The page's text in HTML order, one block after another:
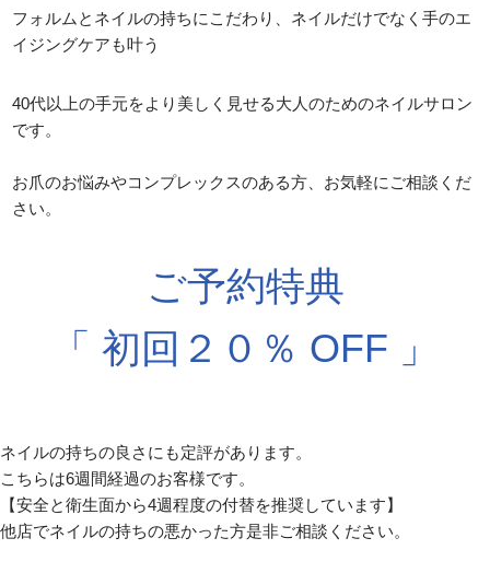
フォルムとネイルの持ちにこだわり、ネイルだけでなく手のエ
イジングケアも叶う
40代以上の手元をより美しく見せる大人のためのネイルサロン
です。
お爪のお悩みやコンプレックスのある方、お気軽にご相談くだ
さい。
ご予約特典
「 初回２０％ OFF 」
ネイルの持ちの良さにも定評があります。
こちらは6週間経過のお客様です。
【安全と衛生面から4週程度の付替を推奨しています】
他店でネイルの持ちの悪かった方是非ご相談ください。